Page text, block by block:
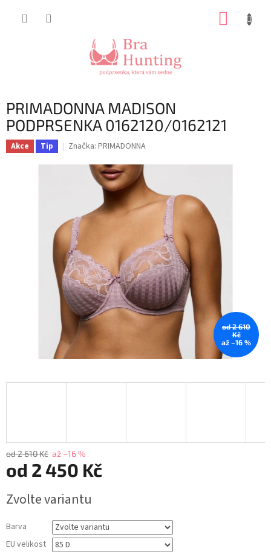
PRIMADONNA MADISON
PODPRSENKA 0162120/0162121
Akce Tip Značka: PRIMADONNA
od 2 610
Kč
až –16 %
od 2 610 Kč až –16 %
od 2 450 Kč
cena:
Zvolte variantu
Barva
EU velikost